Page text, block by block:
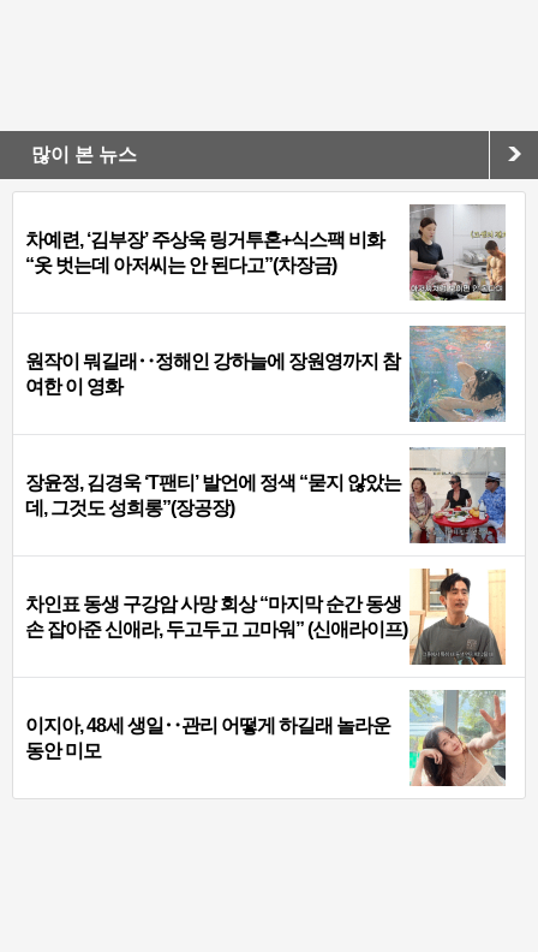
많이 본 뉴스
차예련, ‘김부장’ 주상욱 링거투혼+식스팩 비화
“옷 벗는데 아저씨는 안 된다고”(차장금)
원작이 뭐길래‥정해인 강하늘에 장원영까지 참
여한 이 영화
장윤정, 김경욱 ‘T팬티’ 발언에 정색 “묻지 않았는
데, 그것도 성희롱”(장공장)
차인표 동생 구강암 사망 회상 “마지막 순간 동생
손 잡아준 신애라, 두고두고 고마워” (신애라이프)
이지아, 48세 생일‥관리 어떻게 하길래 놀라운
동안 미모